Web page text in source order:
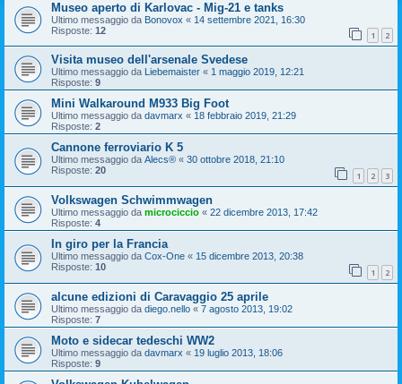
Museo aperto di Karlovac - Mig-21 e tanks
Ultimo messaggio da Bonovox « 14 settembre 2021, 16:30
Risposte: 12 1 2
Visita museo dell'arsenale Svedese
Ultimo messaggio da Liebemaister « 1 maggio 2019, 12:21
Risposte: 9
Mini Walkaround M933 Big Foot
Ultimo messaggio da davmarx « 18 febbraio 2019, 21:29
Risposte: 2
Cannone ferroviario K 5
Ultimo messaggio da Alecs® « 30 ottobre 2018, 21:10
Risposte: 20 1 2 3
Volkswagen Schwimmwagen
Ultimo messaggio da microciccio « 22 dicembre 2013, 17:42
Risposte: 4
In giro per la Francia
Ultimo messaggio da Cox-One « 15 dicembre 2013, 20:38
Risposte: 10 1 2
alcune edizioni di Caravaggio 25 aprile
Ultimo messaggio da diego.nello « 7 agosto 2013, 19:02
Risposte: 7
Moto e sidecar tedeschi WW2
Ultimo messaggio da davmarx « 19 luglio 2013, 18:06
Risposte: 9